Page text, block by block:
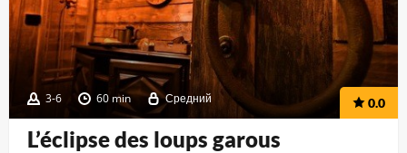
3-6 60 min Средний 0.0
L’éclipse des loups garous